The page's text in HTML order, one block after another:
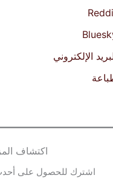
الإلكتروني
اكتشاف
اشترك للحصول على أحدث